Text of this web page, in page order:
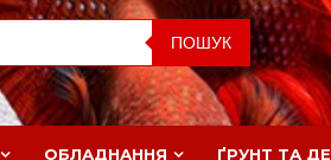
ПОШУК
ОБЛАДНАННЯ ҐРУНТ ТА